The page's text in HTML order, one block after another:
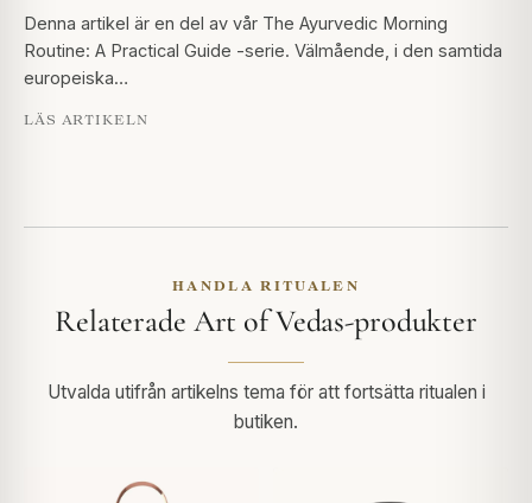
Denna artikel är en del av vår The Ayurvedic Morning
Routine: A Practical Guide -serie. Välmående, i den samtida
europeiska…
LÄS ARTIKELN
HANDLA RITUALEN
Relaterade Art of Vedas-produkter
Utvalda utifrån artikelns tema för att fortsätta ritualen i
butiken.